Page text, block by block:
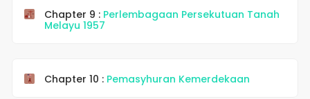
Chapter 9 : Perlembagaan Persekutuan Tanah
Melayu 1957
Chapter 10 : Pemasyhuran Kemerdekaan